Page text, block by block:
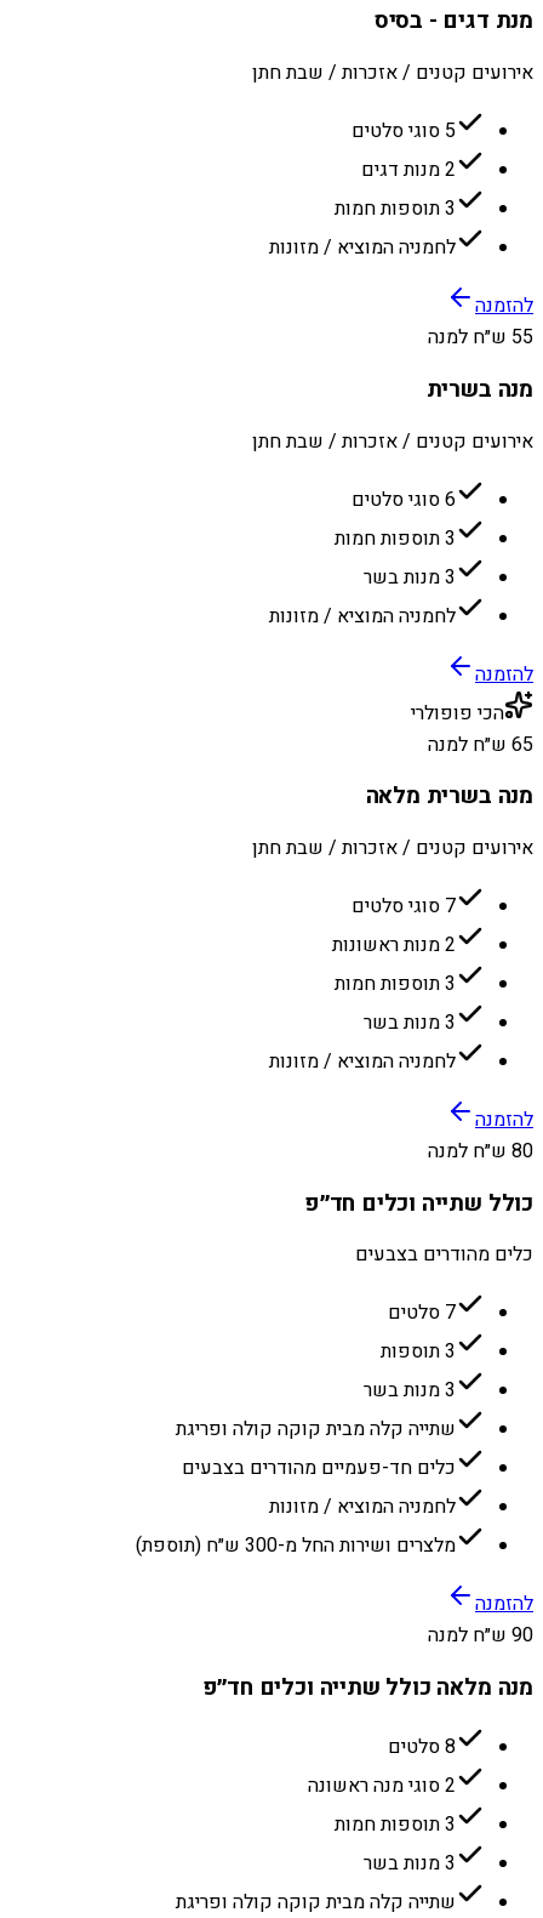
מנת דגים - בסיס
אירועים קטנים / אזכרות / שבת חתן
5 סוגי סלטים
2 מנות דגים
3 תוספות חמות
לחמניה המוציא / מזונות
להזמנה
55 ש״ח למנה
מנה בשרית
אירועים קטנים / אזכרות / שבת חתן
6 סוגי סלטים
3 תוספות חמות
3 מנות בשר
לחמניה המוציא / מזונות
להזמנה
הכי פופולרי
65 ש״ח למנה
מנה בשרית מלאה
אירועים קטנים / אזכרות / שבת חתן
7 סוגי סלטים
2 מנות ראשונות
3 תוספות חמות
3 מנות בשר
לחמניה המוציא / מזונות
להזמנה
80 ש״ח למנה
כולל שתייה וכלים חד״פ
כלים מהודרים בצבעים
7 סלטים
3 תוספות
3 מנות בשר
שתייה קלה מבית קוקה קולה ופריגת
כלים חד-פעמיים מהודרים בצבעים
לחמניה המוציא / מזונות
מלצרים ושירות החל מ-300 ש״ח (תוספת)
להזמנה
90 ש״ח למנה
מנה מלאה כולל שתייה וכלים חד״פ
8 סלטים
2 סוגי מנה ראשונה
3 תוספות חמות
3 מנות בשר
שתייה קלה מבית קוקה קולה ופריגת